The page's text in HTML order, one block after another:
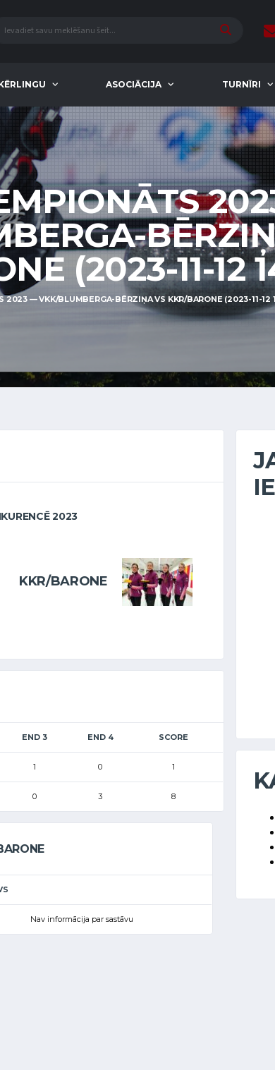
ASOCIĀCIJA TURNĪRI
(2023-11-12
2023 — VKK/BLUMBERGA-BĒRZIŅA VS KKR/BARONE (2023-11-12
2023
KKR/BARONE
END 3 END 4 SCORE
1 0 1
0 3 8
Nav informācija par sastāvu